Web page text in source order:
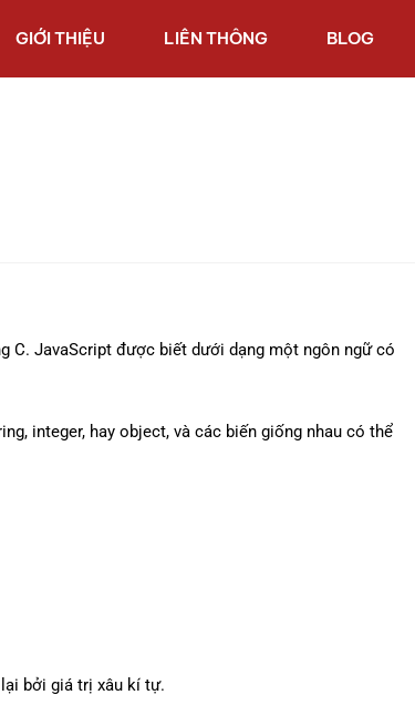
GIỚI THIỆU LIÊN THÔNG BLOG
C. JavaScript được biết dưới dạng một ngôn ngữ có
integer, hay object, và các biến giống nhau có thể
bởi giá trị xâu kí tự.